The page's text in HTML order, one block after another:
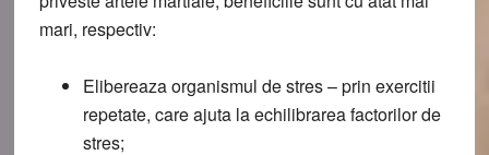
mari, respectiv:
Elibereaza organismul de stres– prin exercitii
repetate, care ajuta la echilibrarea factorilor de
stres;